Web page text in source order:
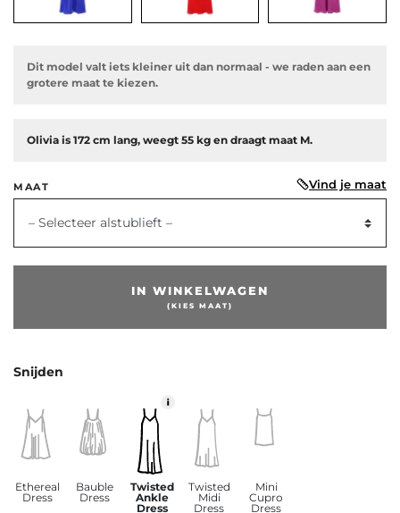
Dit model valt iets kleiner uit dan normaal - we raden aan een
grotere maat te kiezen.
Olivia is 172 cm lang, weegt 55 kg en draagt maat M.
MAAT Vind je maat
– Selecteer alstublieft –
IN WINKELWAGEN
(KIES MAAT)
Snijden
Ethereal
Dress
Bauble
Dress
Twisted
Ankle
Dress
Twisted
Midi
Dress
Mini
Cupro
Dress